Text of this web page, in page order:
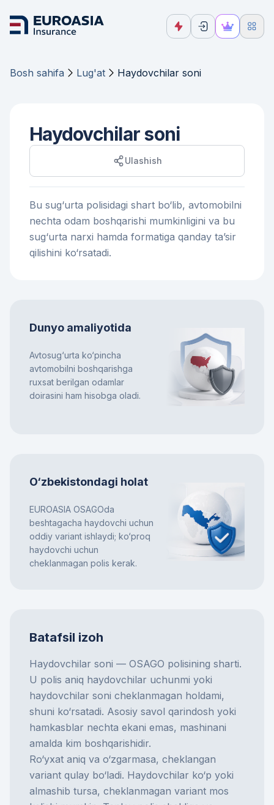
Bosh sahifa Lug'at Haydovchilar soni
Haydovchilar soni
Ulashish
Bu sug‘urta polisidagi shart bo‘lib, avtomobilni
nechta odam boshqarishi mumkinligini va bu
sug‘urta narxi hamda formatiga qanday ta’sir
qilishini ko‘rsatadi.
Dunyo amaliyotida
Avtosug‘urta ko‘pincha
avtomobilni boshqarishga
ruxsat berilgan odamlar
doirasini ham hisobga oladi.
O‘zbekistondagi holat
EUROASIA OSAGOda
beshtagacha haydovchi uchun
oddiy variant ishlaydi; ko‘proq
haydovchi uchun
cheklanmagan polis kerak.
Batafsil izoh
Haydovchilar soni — OSAGO polisining sharti.
U polis aniq haydovchilar uchunmi yoki
haydovchilar soni cheklanmagan holdami,
shuni ko‘rsatadi. Asosiy savol qarindosh yoki
hamkasblar nechta ekani emas, mashinani
amalda kim boshqarishidir.
Ro‘yxat aniq va o‘zgarmasa, cheklangan
variant qulay bo‘ladi. Haydovchilar ko‘p yoki
almashib tursa, cheklanmagan variant mos